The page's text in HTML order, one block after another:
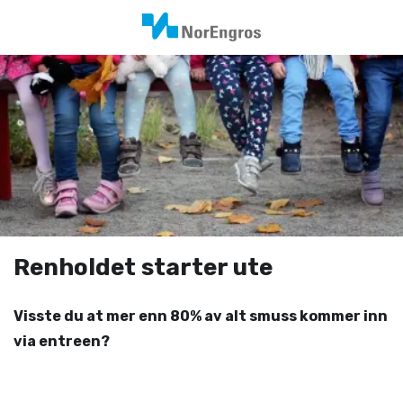
Renholdet starter ute
Visste du at mer enn 80% av alt smuss kommer inn
via entreen?